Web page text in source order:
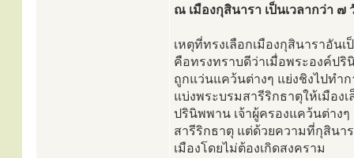
ณ เมืองกุสินารา เป็นเวลากว่า
เหตุที่ทรงเลือกเมืองกุสินาราอัน
คือทรงทราบดีว่าเมื่อพระองค์ป
ถูกแว่นแคว้นต่างๆ แย่งชิงไปทำ
แบ่งพระบรมสารีริกธาตุให้เมือง
ปรินิพพาน เจ้าผู้ครองแคว้นต่าง
สารีริกธาตุ แต่ด้วยความที่กุสินา
เมืองโดยไม่ต้องเกิดสงคราม